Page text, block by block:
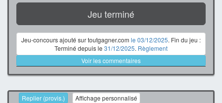
Jeu terminé
Jeu-concours ajouté sur toutgagner.com le 03/12/2025. Fin du jeu :
Terminé depuis le 31/12/2025. Règlement
Voir les commentaires
Replier (provis.) Affichage personnalisé